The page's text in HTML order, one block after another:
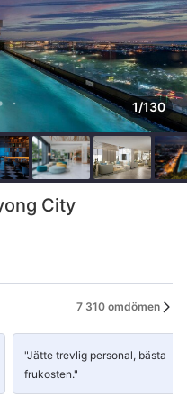
1/130
City
7 310 omdömen
"Jätte trevlig personal, bästa
frukosten."